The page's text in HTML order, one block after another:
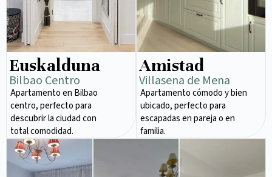
Euskalduna
Bilbao Centro
Apartamento en Bilbao
centro, perfecto para
descubrir la ciudad con
total comodidad.
Amistad
Villasena de Mena
Apartamento cómodo y bien
ubicado, perfecto para
escapadas en pareja o en
familia.